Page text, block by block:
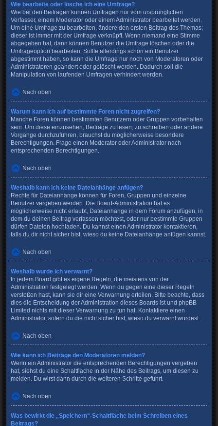
Wie bearbeite oder lösche ich eine Umfrage?
Wie bei den Beiträgen können Umfragen nur vom ursprünglichen
Verfasser, einem Moderator oder einem Administrator bearbeitet werden.
Um eine Umfrage zu bearbeiten, ändere den ersten Beitrag des Themas;
dieser ist immer mit der Umfrage verknüpft. Wenn niemand eine Stimme
abgegeben hat, dann können Benutzer die Umfrage löschen oder die
Umfrageoption bearbeiten. Sollte allerdings schon ein Benutzer
abgestimmt haben, so kann die Umfrage nur noch von Moderatoren oder
Administratoren geändert oder gelöscht werden. Dadurch soll die
Manipulation von laufenden Umfragen verhindert werden.
Nach oben
Warum kann ich auf bestimmte Foren nicht zugreifen?
Manche Foren können bestimmten Benutzern oder Gruppen vorbehalten
sein. Um diese einzusehen, Beiträge zu lesen, zu schreiben oder andere
Vorgänge durchzuführen, brauchst du möglicherweise besondere
Berechtigungen. Frage einen Moderator oder Administrator nach
entsprechenden Berechtigungen.
Nach oben
Weshalb kann ich keine Dateianhänge anfügen?
Rechte für Dateianhänge können für Foren, Gruppen und einzelne
Benutzer vergeben werden. Die Board-Administration hat es
möglicherweise nicht erlaubt, Dateianhänge in dem Forum anzufügen, in
dem du deinen Beitrag verfassen möchtest, oder nur bestimmte Gruppen
dürfen Dateien hochladen. Du kannst einen Administrator kontaktieren,
falls du dir nicht sicher bist, wieso du keine Dateianhänge anfügen kannst.
Nach oben
Weshalb wurde ich verwarnt?
In jedem Board gibt es eigene Regeln, die meistens von der
Administration festgelegt werden. Wenn du gegen eine dieser Regeln
verstoßen hast, kann sie dir eine Verwarnung erteilen. Bitte beachte, dass
dies die Entscheidung der Administration dieses Boards ist und phpBB
Limited nichts mit dieser Verwarnung zu tun hat. Kontaktiere einen
Administrator, sofern du die nicht sicher bist, wieso du verwarnt wurdest.
Nach oben
Wie kann ich Beiträge den Moderatoren melden?
Wenn ein Administrator die entsprechenden Berechtigungen vergeben
hat, siehst du eine Schaltfläche in der Nähe des Beitrags, um diesen zu
melden. Du wirst dann durch die weiteren Schritte geführt.
Nach oben
Was bewirkt die „Speichern“-Schaltfläche beim Schreiben eines
Beitrags?